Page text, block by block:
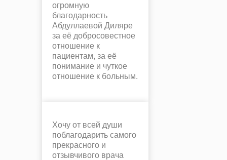
огромную
благодарность
Абдуллаевой Диляре
за её добросовестное
отношение к
пациентам, за её
понимание и чуткое
отношение к больным.
Хочу от всей души
поблагодарить самого
прекрасного и
отзывчивого врача